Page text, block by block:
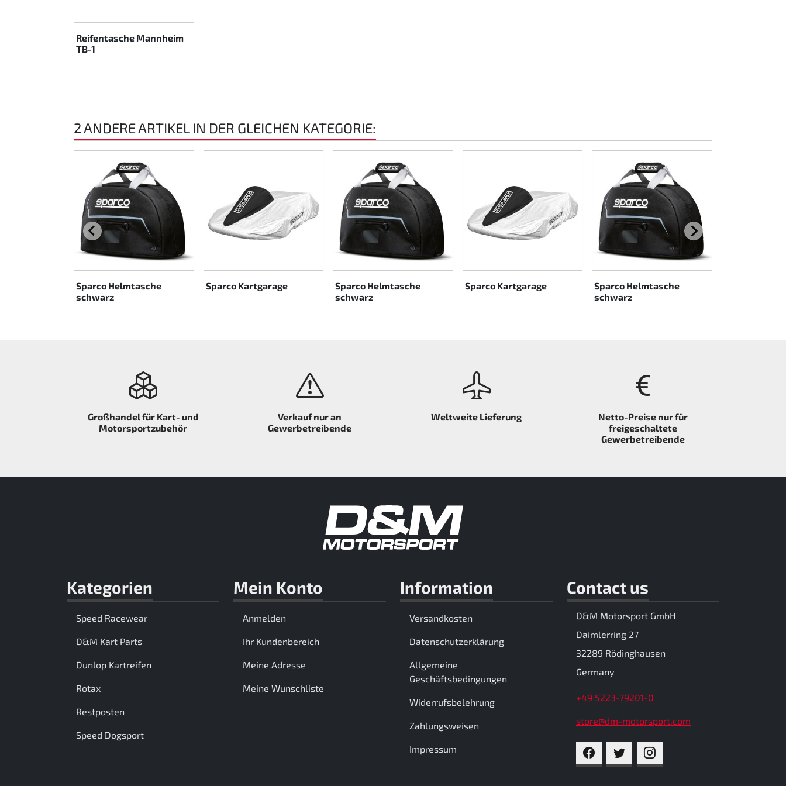
Reifentasche Mannheim
TB-1
2 ANDERE ARTIKEL IN DER GLEICHEN KATEGORIE:
Sparco Helmtasche
schwarz
Sparco Kartgarage
Sparco Helmtasche
schwarz
Sparco Kartgarage
Sparco Helmtasche
schwarz
Großhandel für Kart- und
Motorsportzubehör
Verkauf nur an
Gewerbetreibende
Weltweite Lieferung
Netto-Preise nur für
freigeschaltete
Gewerbetreibende
Kategorien
Speed Racewear
D&M Kart Parts
Dunlop Kartreifen
Rotax
Restposten
Speed Dogsport
Mein Konto
Anmelden
Ihr Kundenbereich
Meine Adresse
Meine Wunschliste
Information
Versandkosten
Datenschutzerklärung
Allgemeine
Geschäftsbedingungen
Widerrufsbelehrung
Zahlungsweisen
Impressum
Contact us
D&M Motorsport GmbH
Daimlerring 27
32289 Rödinghausen
Germany
+49 5223-79201-0
store@dm-motorsport.com
FACEBOOKTWITTERINSTAGRAM
Rotax EVO-MAX etc.